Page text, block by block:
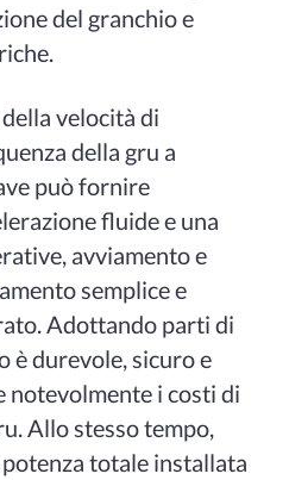
del granchio e
velocità di
della gru a
può fornire
fluide e una
avviamento e
semplice e
Adottando parti di
è durevole, sicuro e
notevolmente i costi di
Allo stesso tempo,
totale installata